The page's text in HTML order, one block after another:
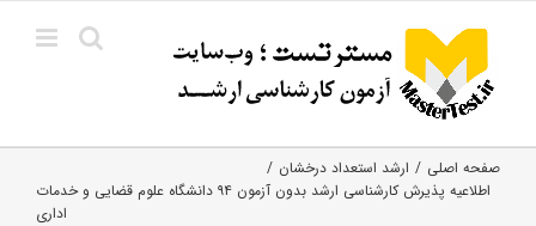
content
صفحه اصلی
ارشد استعداد درخشان
اطلاعیه پذیرش کارشناسی ارشد بدون آزمون ۹۴ دانشگاه علوم قضایی و خدمات
اداری